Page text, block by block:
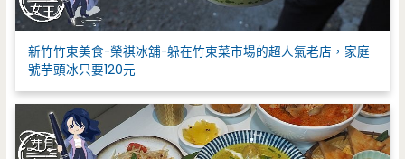
新竹竹東美食-榮祺冰舖-躲在竹東菜市場的超人氣老店，家庭
號芋頭冰只要120元